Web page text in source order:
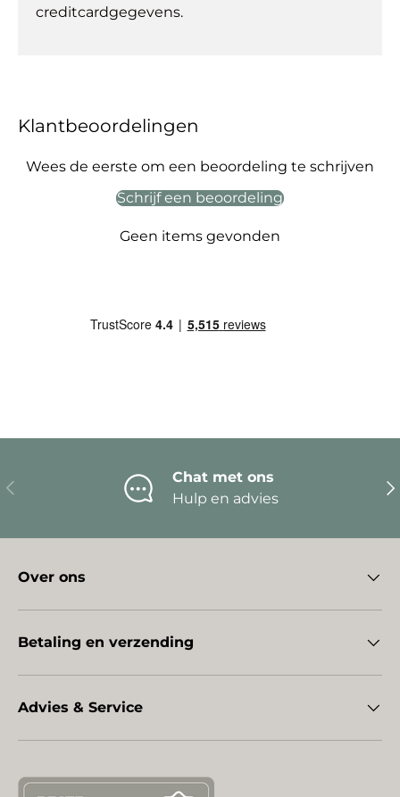
creditcardgegevens.
Klantbeoordelingen
Wees de eerste om een beoordeling te schrijven
Schrijf een beoordeling
Geen items gevonden
Vorige
Chat met ons
Hulp en advies
Over ons
Betaling en verzending
Advies & Service